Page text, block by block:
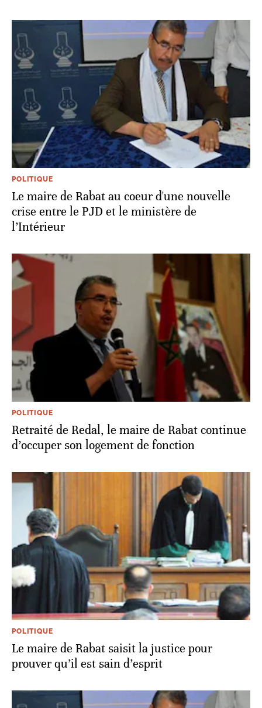
POLITIQUE
Le maire de Rabat au coeur d'une nouvelle
crise entre le PJD et le ministère de
l’Intérieur
POLITIQUE
Retraité de Redal, le maire de Rabat continue
d’occuper son logement de fonction
POLITIQUE
Le maire de Rabat saisit la justice pour
prouver qu’il est sain d’esprit